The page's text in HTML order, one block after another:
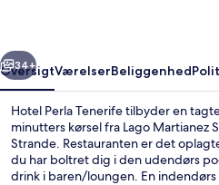
Næste
34+
OversigtVærelserBeliggenhed
Hotel Perla Tenerife tilbyder en
minutters kørsel fra Lago Martianez
Strande. Restauranten er det
du har boltret dig i den udendørs
drink i baren/loungen. En